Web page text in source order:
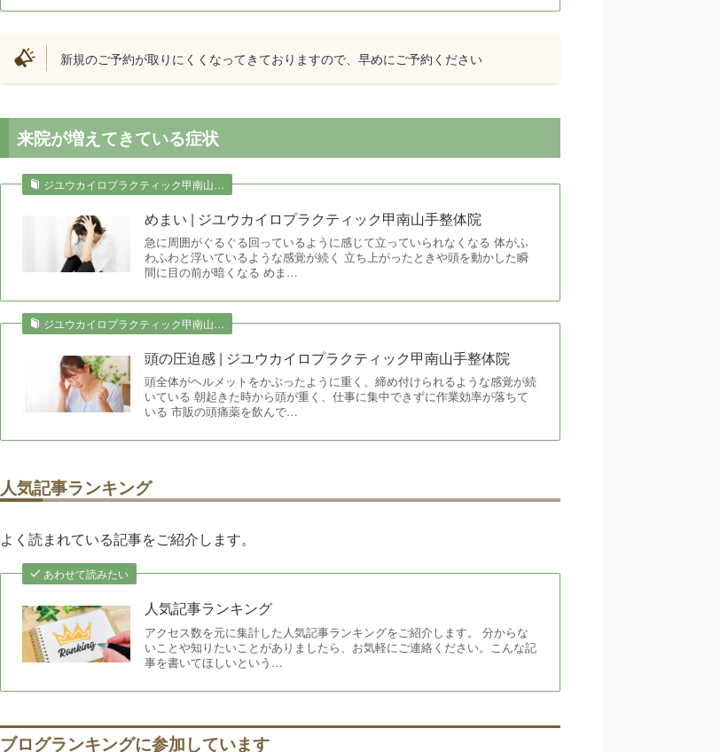
新規のご予約が取りにくくなってきておりますので、早めにご予約ください
来院が増えてきている症状
ジユウカイロプラクティック甲南山…
めまい | ジユウカイロプラクティック甲南山手整体院
急に周囲がぐるぐる回っているように感じて立っていられなくなる 体がふ
わふわと浮いているような感覚が続く 立ち上がったときや頭を動かした瞬
間に目の前が暗くなる めま…
ジユウカイロプラクティック甲南山…
頭の圧迫感 | ジユウカイロプラクティック甲南山手整体院
頭全体がヘルメットをかぶったように重く、締め付けられるような感覚が続
いている 朝起きた時から頭が重く、仕事に集中できずに作業効率が落ちて
いる 市販の頭痛薬を飲んで…
人気記事ランキング
よく読まれている記事をご紹介します。
あわせて読みたい
人気記事ランキング
アクセス数を元に集計した人気記事ランキングをご紹介します。 分からな
いことや知りたいことがありましたら、お気軽にご連絡ください。こんな記
事を書いてほしいという…
ブログランキングに参加しています